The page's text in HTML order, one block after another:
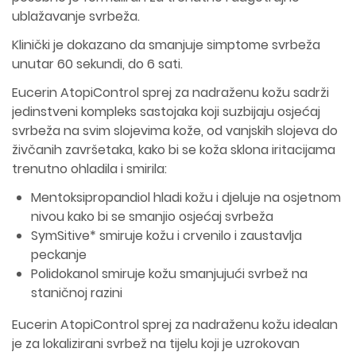
ublažavanje svrbeža.
Klinički je dokazano da smanjuje simptome svrbeža
unutar 60 sekundi, do 6 sati.
Eucerin AtopiControl sprej za nadraženu kožu sadrži
jedinstveni kompleks sastojaka koji suzbijaju osjećaj
svrbeža na svim slojevima kože, od vanjskih slojeva do
živčanih završetaka, kako bi se koža sklona iritacijama
trenutno ohladila i smirila:
Mentoksipropandiol hladi kožu i djeluje na osjetnom
nivou kako bi se smanjio osjećaj svrbeža
SymSitive* smiruje kožu i crvenilo i zaustavlja
peckanje
Polidokanol smiruje kožu smanjujući svrbež na
staničnoj razini
Eucerin AtopiControl sprej za nadraženu kožu idealan
je za lokalizirani svrbež na tijelu koji je uzrokovan